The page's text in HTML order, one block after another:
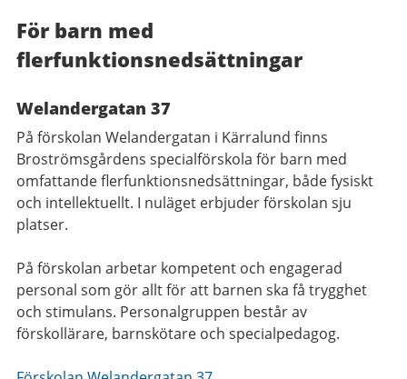
För barn med
flerfunktionsnedsättningar
Welandergatan 37
På förskolan Welandergatan i Kärralund finns
Broströmsgårdens specialförskola för barn med
omfattande flerfunktionsnedsättningar, både fysiskt
och intellektuellt. I nuläget erbjuder förskolan sju
platser.
På förskolan arbetar kompetent och engagerad
personal som gör allt för att barnen ska få trygghet
och stimulans. Personalgruppen består av
förskollärare, barnskötare och specialpedagog.